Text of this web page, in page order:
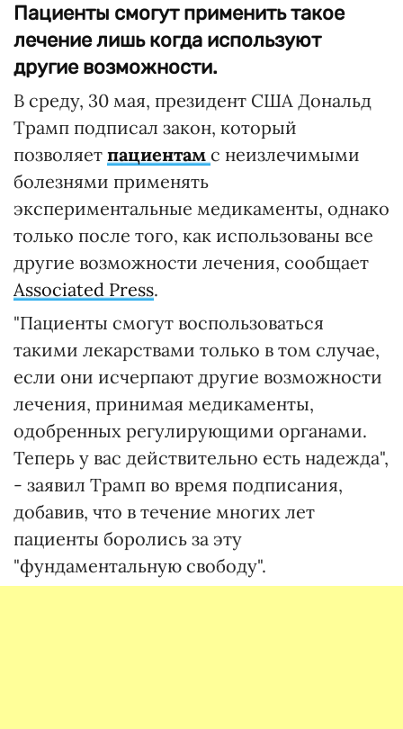
Пациенты смогут применить такое
лечение лишь когда используют
другие возможности.
В среду, 30 мая, президент США Дональд
Трамп подписал закон, который
позволяет пациентам с неизлечимыми
болезнями применять
экспериментальные медикаменты, однако
только после того, как использованы все
другие возможности лечения, сообщает
Associated Press.
"Пациенты смогут воспользоваться
такими лекарствами только в том случае,
если они исчерпают другие возможности
лечения, принимая медикаменты,
одобренных регулирующими органами.
Теперь у вас действительно есть надежда",
- заявил Трамп во время подписания,
добавив, что в течение многих лет
пациенты боролись за эту
"фундаментальную свободу".